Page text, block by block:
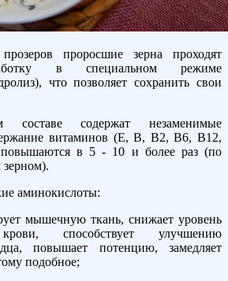
проросшие зерна проходят
в специальном режиме
что позволяет сохранить свои
содержат незаменимые
витаминов (E, В, В2, В6, В12,
в 5 - 10 и более раз (по
аминокислоты:
мышечную ткань, снижает уровень
способствует улучшению
повышает потенцию, замедляет
подобное;